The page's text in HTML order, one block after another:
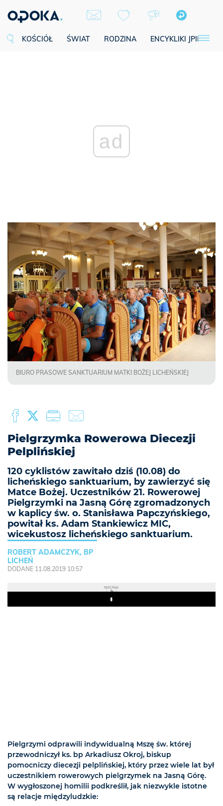
KOŚCIÓŁ ŚWIAT RODZINA ENCYKLIKI JPII
ad
BIURO PRASOWE SANKTUARIUM MATKI BOŻEJ LICHEŃSKIEJ
Pielgrzymka Rowerowa Diecezji
Pelplińskiej
120 cyklistów zawitało dziś (10.08) do
licheńskiego sanktuarium, by zawierzyć się
Matce Bożej. Uczestników 21. Rowerowej
Pielgrzymki na Jasną Górę zgromadzonych
w kaplicy św. o. Stanisława Papczyńskiego,
powitał ks. Adam Stankiewicz MIC,
wicekustosz licheńskiego sanktuarium.
ROBERT ADAMCZYK, BP
LICHEŃ
DODANE 11.08.2019 10:57
REKLAMA
Play
Pielgrzymi odprawili indywidualną Mszę św. której
przewodniczył ks. bp Arkadiusz Okroj, biskup
pomocniczy diecezji pelplińskiej, który przez wiele lat był
uczestnikiem rowerowych pielgrzymek na Jasną Górę.
W wygłoszonej homilii podkreślił, jak niezwykle istotne
są relacje międzyludzkie: